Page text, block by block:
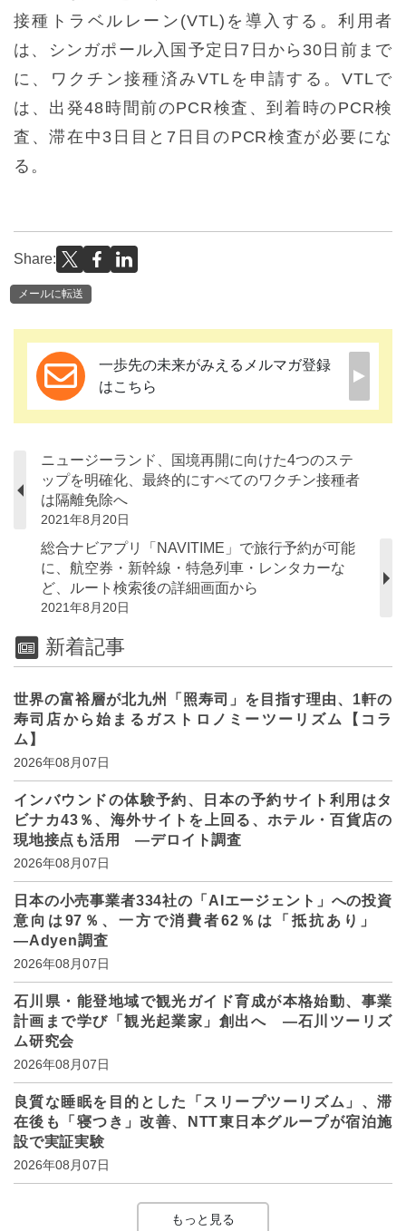
接種トラベルレーン(VTL)を導入する。利用者
は、シンガポール入国予定日7日から30日前まで
に、ワクチン接種済みVTLを申請する。VTLで
は、出発48時間前のPCR検査、到着時のPCR検
査、滞在中3日目と7日目のPCR検査が必要にな
る。
Share:
メールに転送
一歩先の未来がみえるメルマガ登録
はこちら
ニュージーランド、国境再開に向けた4つのステ
ップを明確化、最終的にすべてのワクチン接種者
は隔離免除へ
2021年8月20日
総合ナビアプリ「NAVITIME」で旅行予約が可能
に、航空券・新幹線・特急列車・レンタカーな
ど、ルート検索後の詳細画面から
2021年8月20日
新着記事
世界の富裕層が北九州「照寿司」を目指す理由、1軒の
寿司店から始まるガストロノミーツーリズム【コラ
ム】
2026年08月07日
インバウンドの体験予約、日本の予約サイト利用はタ
ビナカ43％、海外サイトを上回る、ホテル・百貨店の
現地接点も活用 ―デロイト調査
2026年08月07日
日本の小売事業者334社の「AIエージェント」への投資
意向は97％、一方で消費者62％は「抵抗あり」
―Adyen調査
2026年08月07日
石川県・能登地域で観光ガイド育成が本格始動、事業
計画まで学び「観光起業家」創出へ ―石川ツーリズ
ム研究会
2026年08月07日
良質な睡眠を目的とした「スリープツーリズム」、滞
在後も「寝つき」改善、NTT東日本グループが宿泊施
設で実証実験
2026年08月07日
もっと見る